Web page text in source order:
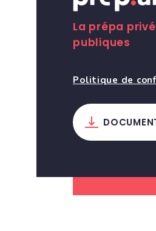
La prépa
publiques
Politique de